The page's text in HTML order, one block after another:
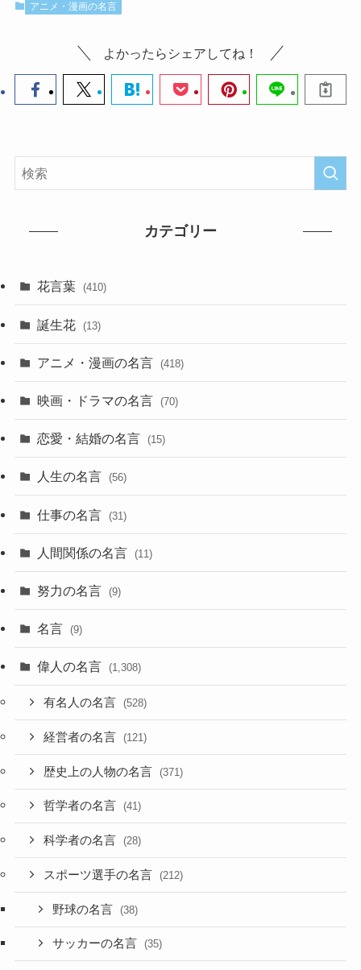
アニメ・漫画の名言
よかったらシェアしてね！
カテゴリー
花言葉 (410)
誕生花 (13)
アニメ・漫画の名言 (418)
映画・ドラマの名言 (70)
恋愛・結婚の名言 (15)
人生の名言 (56)
仕事の名言 (31)
人間関係の名言 (11)
努力の名言 (9)
名言 (9)
偉人の名言 (1,308)
有名人の名言 (528)
経営者の名言 (121)
歴史上の人物の名言 (371)
哲学者の名言 (41)
科学者の名言 (28)
スポーツ選手の名言 (212)
野球の名言 (38)
サッカーの名言 (35)